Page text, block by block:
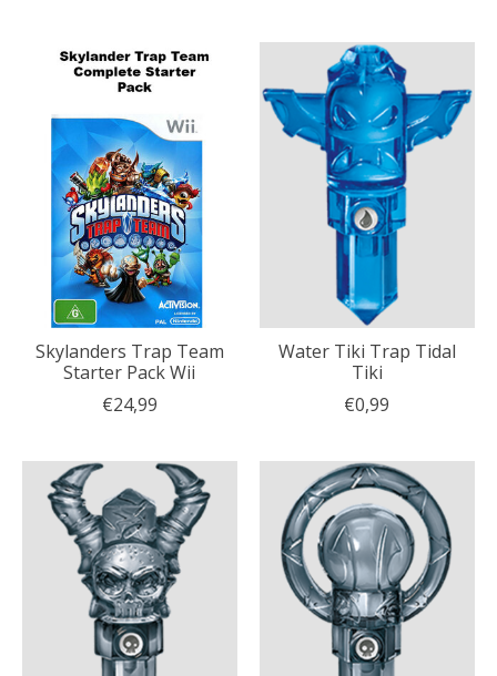
Skylanders Trap Team
Starter Pack Wii
€24,99
Water Tiki Trap Tidal
Tiki
€0,99